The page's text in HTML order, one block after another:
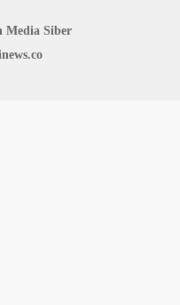
Media Siber